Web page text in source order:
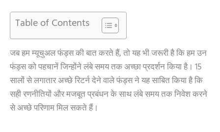
Table of Contents
जब हम म्यूचुअल फंड्स की बात करते हैं, तो यह भी जरूरी है कि हम उन
फंड्स को पहचानें जिन्होंने लंबे समय तक अच्छा प्रदर्शन किया है। 15
सालों से लगातार अच्छे रिटर्न देने वाले फंड्स ने यह साबित किया है कि
सही रणनीतियों और मजबूत प्रबंधन के साथ लंबे समय तक निवेश करने
से अच्छे परिणाम मिल सकते हैं।